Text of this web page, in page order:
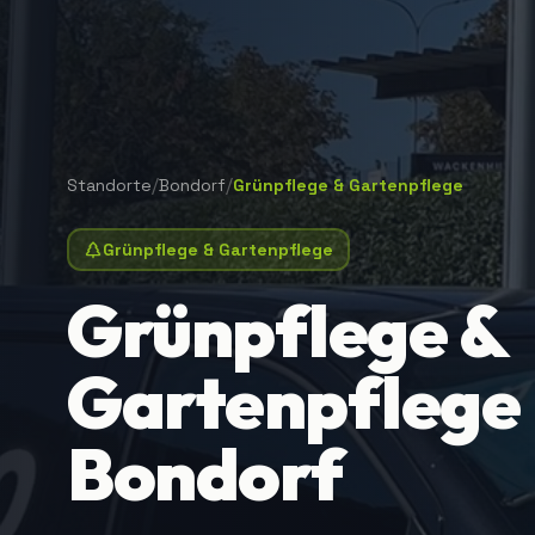
Standorte/Bondorf/Grünpflege & Gartenpflege
Grünpflege & Gartenpflege
Grünpflege &
Gartenpflege
Bondorf